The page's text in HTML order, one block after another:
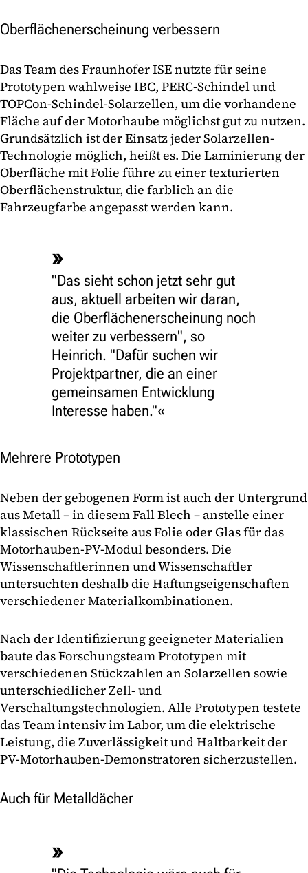
Oberflächenerscheinung verbessern
Das Team des Fraunhofer ISE nutzte für seine
Prototypen wahlweise IBC, PERC-Schindel und
TOPCon-Schindel-Solarzellen, um die vorhandene
Fläche auf der Motorhaube möglichst gut zu nutzen.
Grundsätzlich ist der Einsatz jeder Solarzellen-
Technologie möglich, heißt es. Die Laminierung der
Oberfläche mit Folie führe zu einer texturierten
Oberflächenstruktur, die farblich an die
Fahrzeugfarbe angepasst werden kann.
"Das sieht schon jetzt sehr gut
aus, aktuell arbeiten wir daran,
die Oberflächenerscheinung noch
weiter zu verbessern", so
Heinrich. "Dafür suchen wir
Projektpartner, die an einer
gemeinsamen Entwicklung
Interesse haben."
Mehrere Prototypen
Neben der gebogenen Form ist auch der Untergrund
aus Metall – in diesem Fall Blech – anstelle einer
klassischen Rückseite aus Folie oder Glas für das
Motorhauben-PV-Modul besonders. Die
Wissenschaftlerinnen und Wissenschaftler
untersuchten deshalb die Haftungseigenschaften
verschiedener Materialkombinationen.
Nach der Identifizierung geeigneter Materialien
baute das Forschungsteam Prototypen mit
verschiedenen Stückzahlen an Solarzellen sowie
unterschiedlicher Zell- und
Verschaltungstechnologien. Alle Prototypen testete
das Team intensiv im Labor, um die elektrische
Leistung, die Zuverlässigkeit und Haltbarkeit der
PV-Motorhauben-Demonstratoren sicherzustellen.
Auch für Metalldächer